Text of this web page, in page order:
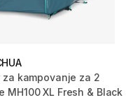
za kampovanje za 2
MH100 XL Fresh & Black